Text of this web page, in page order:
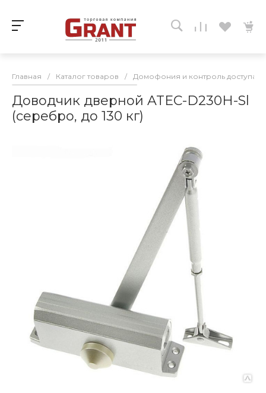
Главная / Каталог товаров / Домофония и контроль доступа
Доводчик дверной ATEC-D230H-Sl
(серебро, до 130 кг)